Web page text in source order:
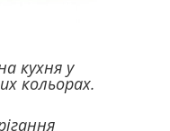
кухня у
кольорах.